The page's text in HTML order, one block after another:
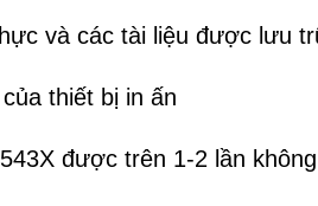
và các tài liệu được lưu
thiết bị in ấn
được trên 1-2 lần